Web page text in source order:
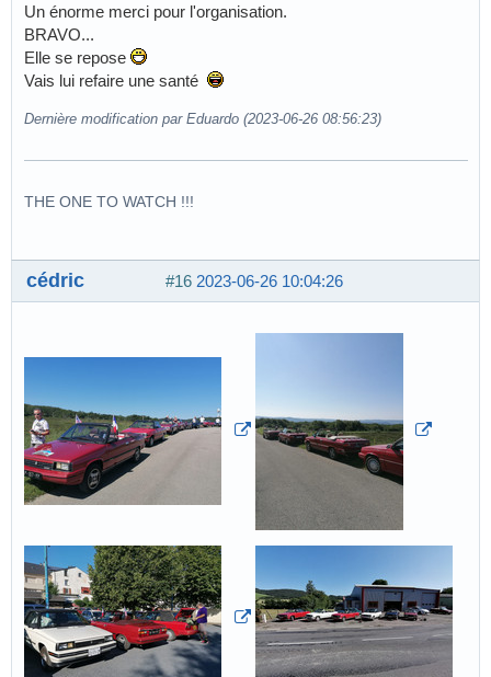
Un énorme merci pour l'organisation.
BRAVO...
Elle se repose
Vais lui refaire une santé
Dernière modification par Eduardo (2023-06-26 08:56:23)
THE ONE TO WATCH !!!
#16 2023-06-26 10:04:26
cédric